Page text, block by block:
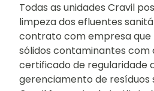
Todas as unidades Cravil
limpeza dos efluentes
contrato com empresa que
sólidos contaminantes
certificado de regularidade
gerenciamento de resíduos